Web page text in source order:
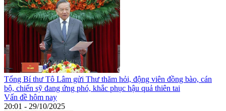
Tổng Bí thư Tô Lâm gửi Thư thăm hỏi, động viên đồng bào, cán
bộ, chiến sỹ đang ứng phó, khắc phục hậu quả thiên tai
Vấn đề hôm nay
20:01 - 29/10/2025